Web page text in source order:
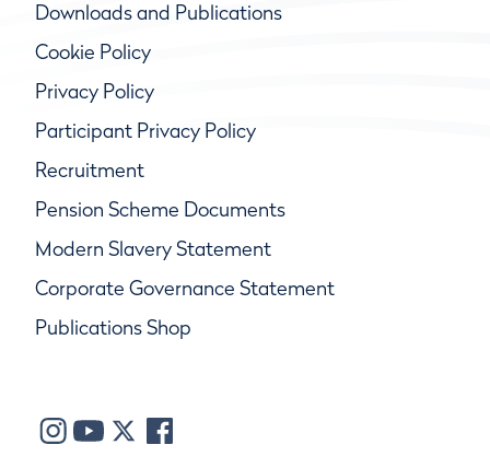
Downloads and Publications
Cookie Policy
Privacy Policy
Participant Privacy Policy
Recruitment
Pension Scheme Documents
Modern Slavery Statement
Corporate Governance Statement
Publications Shop